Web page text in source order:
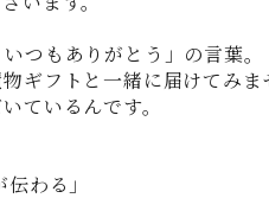
つもありがとう」の言葉。
ギフトと一緒に届けてみま
ているんです。
わる」